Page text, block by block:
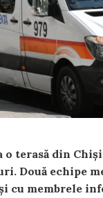
terasă din
Două echipe
cu membrele